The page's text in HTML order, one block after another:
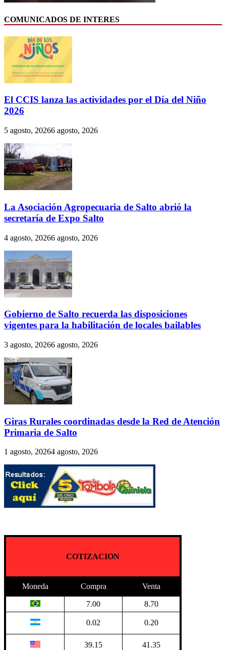
COMUNICADOS DE INTERES
El CCIS lanza las actividades por el Día del Niño
2026
5 agosto, 20266 agosto, 2026
La Asociación Agropecuaria de Salto abrió la
secretaría de Expo Salto
4 agosto, 20266 agosto, 2026
Gobierno de Salto recuerda las disposiciones
vigentes para la habilitación de locales bailables
3 agosto, 20266 agosto, 2026
Giras Rurales coordinadas desde la Red de Atención
Primaria de Salto
1 agosto, 20264 agosto, 2026
COTIZACION
Moneda Compra Venta
7.00 8.70
0.02 0.20
39.15 41.35